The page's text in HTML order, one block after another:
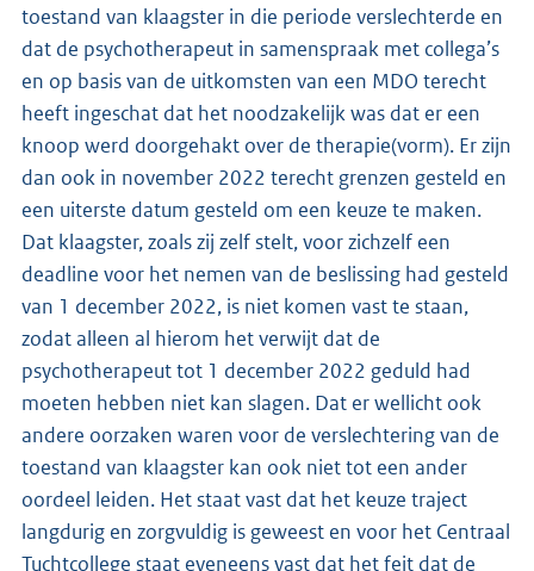
toestand van klaagster in die periode verslechterde en
dat de psychotherapeut in samenspraak met collega’s
en op basis van de uitkomsten van een MDO terecht
heeft ingeschat dat het noodzakelijk was dat er een
knoop werd doorgehakt over de therapie(vorm). Er zijn
dan ook in november 2022 terecht grenzen gesteld en
een uiterste datum gesteld om een keuze te maken.
Dat klaagster, zoals zij zelf stelt, voor zichzelf een
deadline voor het nemen van de beslissing had gesteld
van 1 december 2022, is niet komen vast te staan,
zodat alleen al hierom het verwijt dat de
psychotherapeut tot 1 december 2022 geduld had
moeten hebben niet kan slagen. Dat er wellicht ook
andere oorzaken waren voor de verslechtering van de
toestand van klaagster kan ook niet tot een ander
oordeel leiden. Het staat vast dat het keuze traject
langdurig en zorgvuldig is geweest en voor het Centraal
Tuchtcollege staat eveneens vast dat het feit dat de